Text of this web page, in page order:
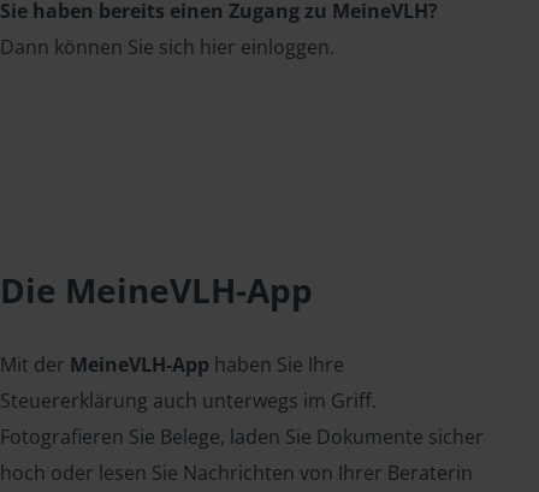
Sie haben bereits einen Zugang zu MeineVLH?
Dann können Sie sich hier einloggen.
Die MeineVLH-App
Mit der MeineVLH-App haben Sie Ihre
Steuererklärung auch unterwegs im Griff.
Fotografieren Sie Belege, laden Sie Dokumente sicher
hoch oder lesen Sie Nachrichten von Ihrer Beraterin